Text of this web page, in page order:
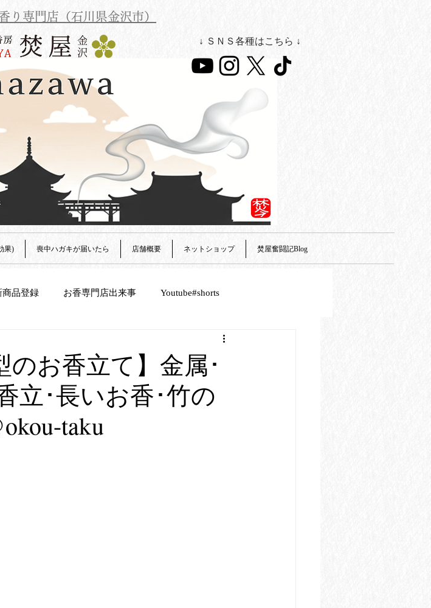
り専門店（石川県金沢市）
↓ ＳＮＳ各種はこちら ↓
果) 喪中ハガキが届いたら 店舗概要 ネットショップ 焚屋奮闘記Blog
商品登録 お香専門店出来事 Youtube#shorts
のお香立て】金属･
立･長いお香･竹の
taku